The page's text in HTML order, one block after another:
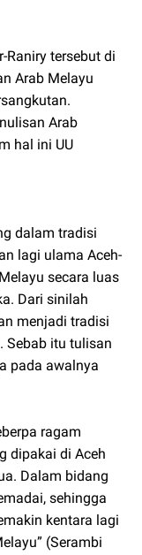
Raniry tersebut di
Arab Melayu
Arab
hal ini UU
dalam tradisi
lagi ulama Aceh-
secara luas
Dari sinilah
menjadi tradisi
Sebab itu tulisan
pada awalnya
ragam
dipakai di Aceh
Dalam bidang
sehingga
kentara lagi
(Serambi